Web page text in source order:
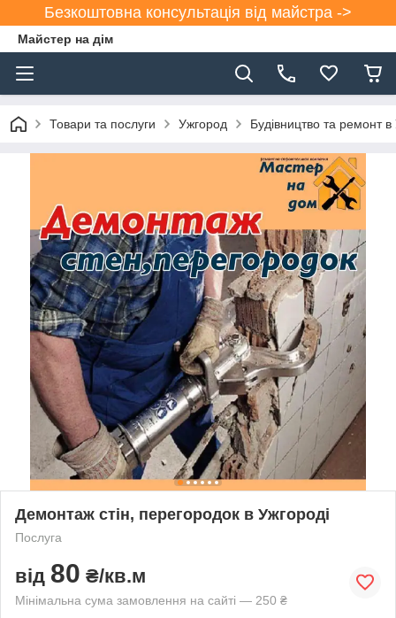
Безкоштовна консультація від майстра ->
Майстер на дім
Товари та послуги Ужгород Будівництво та ремонт в
Демонтаж стін, перегородок в Ужгороді
Послуга
від 80 ₴/кв.м
Мінімальна сума замовлення на сайті — 250 ₴